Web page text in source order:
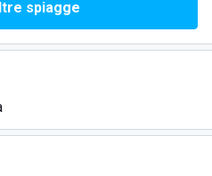
spiagge